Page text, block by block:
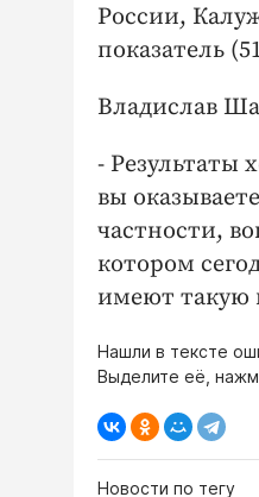
России,
показатель
Владислав
- Результаты
вы
частности,
котором
имеют такую
Нашли в тексте
Выделите её,
Новости по тегу